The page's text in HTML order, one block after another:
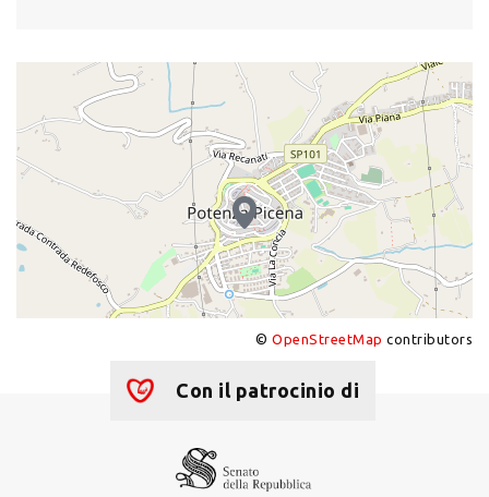
© OpenStreetMap contributors
Con il patrocinio di